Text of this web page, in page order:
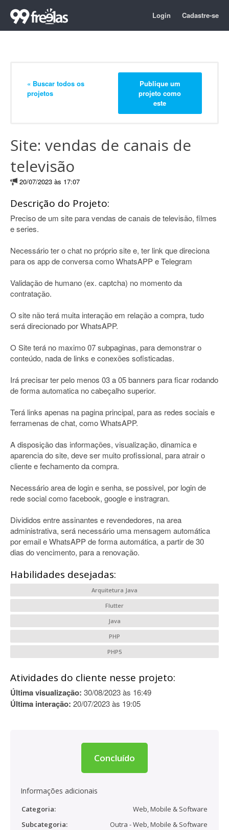
Login Cadastre-se
« Buscar todos os
projetos
Publique um
projeto como
este
Site: vendas de canais de
televisão
20/07/2023 às 17:07
Descrição do Projeto:
Preciso de um site para vendas de canais de televisão, filmes
e series.
Necessário ter o chat no próprio site e, ter link que direciona
para os app de conversa como WhatsAPP e Telegram
Validação de humano (ex. captcha) no momento da
contratação.
O site não terá muita interação em relação a compra, tudo
será direcionado por WhatsAPP.
O Site terá no maximo 07 subpaginas, para demonstrar o
conteúdo, nada de links e conexões sofisticadas.
Irá precisar ter pelo menos 03 a 05 banners para ficar rodando
de forma automatica no cabeçalho superior.
Terá links apenas na pagina principal, para as redes sociais e
ferramenas de chat, como WhatsAPP.
A disposição das informações, visualização, dinamica e
aparencia do site, deve ser muito profissional, para atrair o
cliente e fechamento da compra.
Necessário area de login e senha, se possivel, por login de
rede social como facebook, google e instragran.
Divididos entre assinantes e revendedores, na area
administrativa, será necessário uma mensagem automática
por email e WhatsAPP de forma automática, a partir de 30
dias do vencimento, para a renovação.
Habilidades desejadas:
Arquitetura Java
Flutter
Java
PHP
PHP5
Atividades do cliente nesse projeto:
Última visualização: 30/08/2023 às 16:49
Última interação: 20/07/2023 às 19:05
Concluído
Informações adicionais
Categoria:
Web, Mobile & Software
Subcategoria:
Outra - Web, Mobile & Software